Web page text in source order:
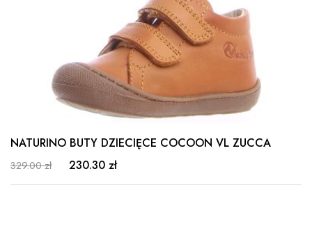
BUTY DZIECIĘCE COCOON VL ZUCCA
230.30 zł